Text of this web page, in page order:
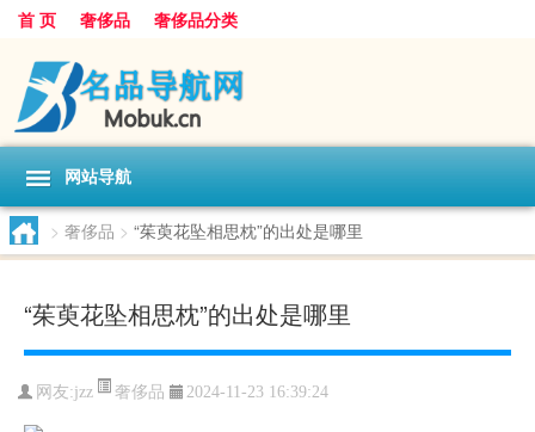
首 页 奢侈品 奢侈品分类
网站导航
> 奢侈品 > “茱萸花坠相思枕”的出处是哪里
“茱萸花坠相思枕”的出处是哪里
网友:jzz 奢侈品 2024-11-23 16:39:24